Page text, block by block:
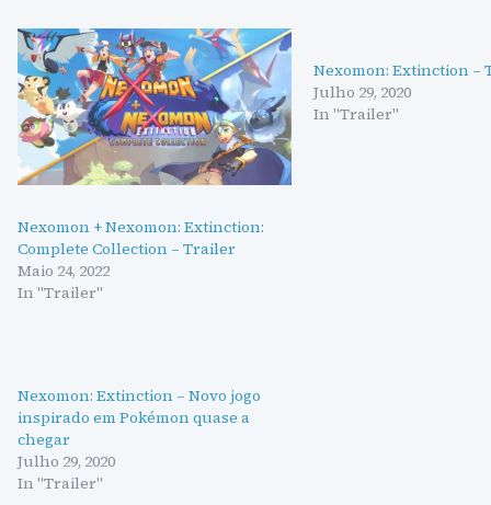
Nexomon + Nexomon: Extinction:
Complete Collection – Trailer
Maio 24, 2022
In "Trailer"
Nexomon: Extinction –
Julho 29, 2020
In "Trailer"
Nexomon: Extinction – Novo jogo
inspirado em Pokémon quase a
chegar
Julho 29, 2020
In "Trailer"